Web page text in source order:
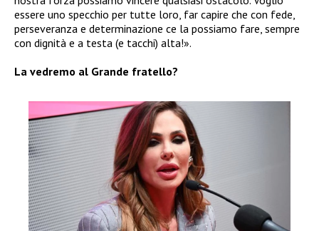
essere uno specchio per tutte loro, far capire che con fede,
perseveranza e determinazione ce la possiamo fare, sempre
con dignità e a testa (e tacchi) alta!».
La vedremo al Grande fratello?